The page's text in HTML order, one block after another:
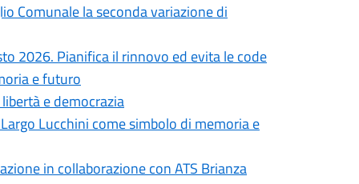
Comunale la seconda variazione di
2026. Pianifica il rinnovo ed evita le code
e futuro
e democrazia
Lucchini come simbolo di memoria e
in collaborazione con ATS Brianza